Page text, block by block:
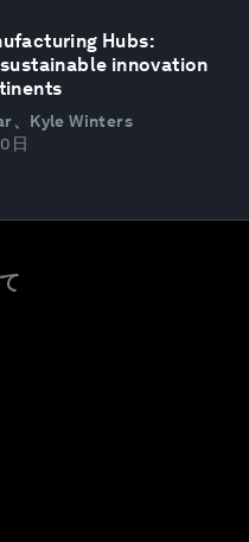
Hubs:
innovation
、Kyle Winters
日